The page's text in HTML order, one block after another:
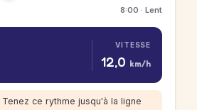
8:00 · Lent
VITESSE
12,0 km/h
Tenez ce rythme jusqu'à la ligne